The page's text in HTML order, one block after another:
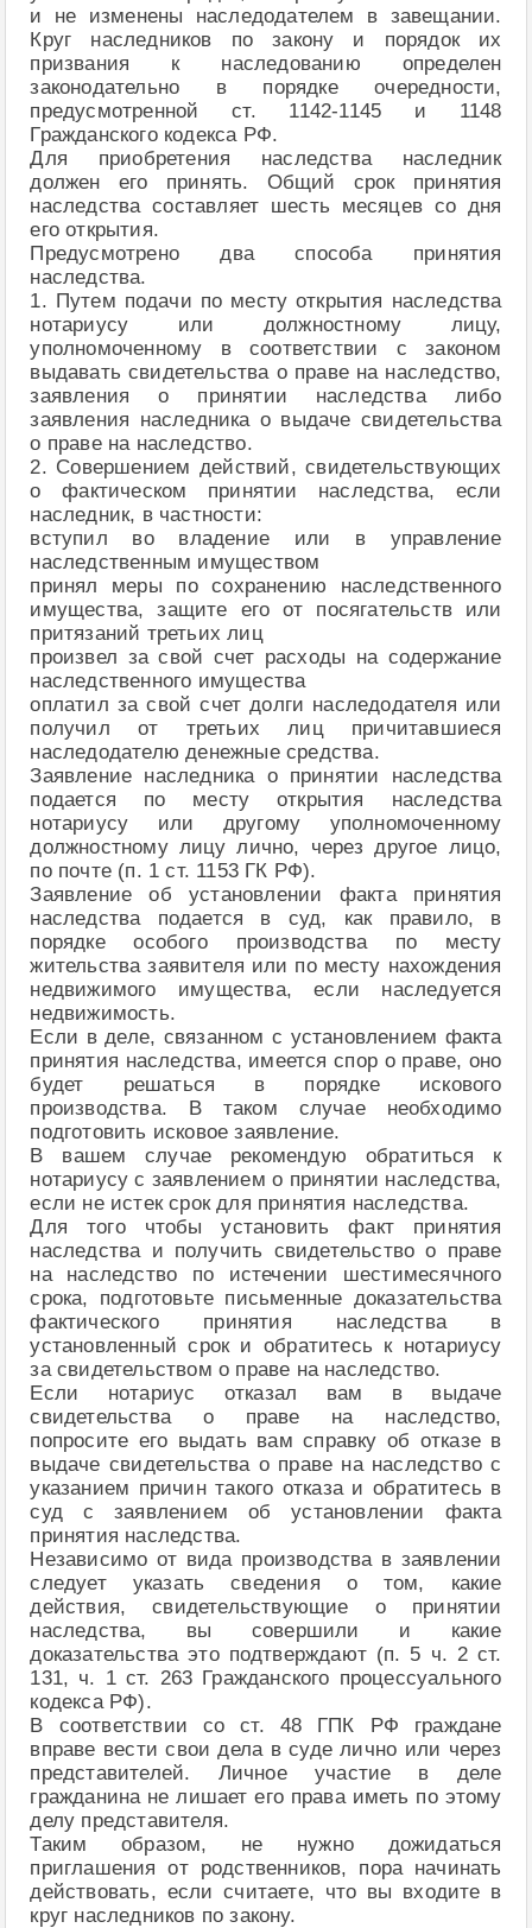
и не изменены наследодателем в завещании.
Круг наследников по закону и порядок их
призвания к наследованию определен
законодательно в порядке очередности,
предусмотренной ст. 1142-1145 и 1148
Гражданского кодекса РФ.
Для приобретения наследства наследник
должен его принять. Общий срок принятия
наследства составляет шесть месяцев со дня
его открытия.
Предусмотрено два способа принятия
наследства.
1. Путем подачи по месту открытия наследства
нотариусу или должностному лицу,
уполномоченному в соответствии с законом
выдавать свидетельства о праве на наследство,
заявления о принятии наследства либо
заявления наследника о выдаче свидетельства
о праве на наследство.
2. Совершением действий, свидетельствующих
о фактическом принятии наследства, если
наследник, в частности:
вступил во владение или в управление
наследственным имуществом
принял меры по сохранению наследственного
имущества, защите его от посягательств или
притязаний третьих лиц
произвел за свой счет расходы на содержание
наследственного имущества
оплатил за свой счет долги наследодателя или
получил от третьих лиц причитавшиеся
наследодателю денежные средства.
Заявление наследника о принятии наследства
подается по месту открытия наследства
нотариусу или другому уполномоченному
должностному лицу лично, через другое лицо,
по почте (п. 1 ст. 1153 ГК РФ).
Заявление об установлении факта принятия
наследства подается в суд, как правило, в
порядке особого производства по месту
жительства заявителя или по месту нахождения
недвижимого имущества, если наследуется
недвижимость.
Если в деле, связанном с установлением факта
принятия наследства, имеется спор о праве, оно
будет решаться в порядке искового
производства. В таком случае необходимо
подготовить исковое заявление.
В вашем случае рекомендую обратиться к
нотариусу с заявлением о принятии наследства,
если не истек срок для принятия наследства.
Для того чтобы установить факт принятия
наследства и получить свидетельство о праве
на наследство по истечении шестимесячного
срока, подготовьте письменные доказательства
фактического принятия наследства в
установленный срок и обратитесь к нотариусу
за свидетельством о праве на наследство.
Если нотариус отказал вам в выдаче
свидетельства о праве на наследство,
попросите его выдать вам справку об отказе в
выдаче свидетельства о праве на наследство с
указанием причин такого отказа и обратитесь в
суд с заявлением об установлении факта
принятия наследства.
Независимо от вида производства в заявлении
следует указать сведения о том, какие
действия, свидетельствующие о принятии
наследства, вы совершили и какие
доказательства это подтверждают (п. 5 ч. 2 ст.
131, ч. 1 ст. 263 Гражданского процессуального
кодекса РФ).
В соответствии со ст. 48 ГПК РФ граждане
вправе вести свои дела в суде лично или через
представителей. Личное участие в деле
гражданина не лишает его права иметь по этому
делу представителя.
Таким образом, не нужно дожидаться
приглашения от родственников, пора начинать
действовать, если считаете, что вы входите в
круг наследников по закону.